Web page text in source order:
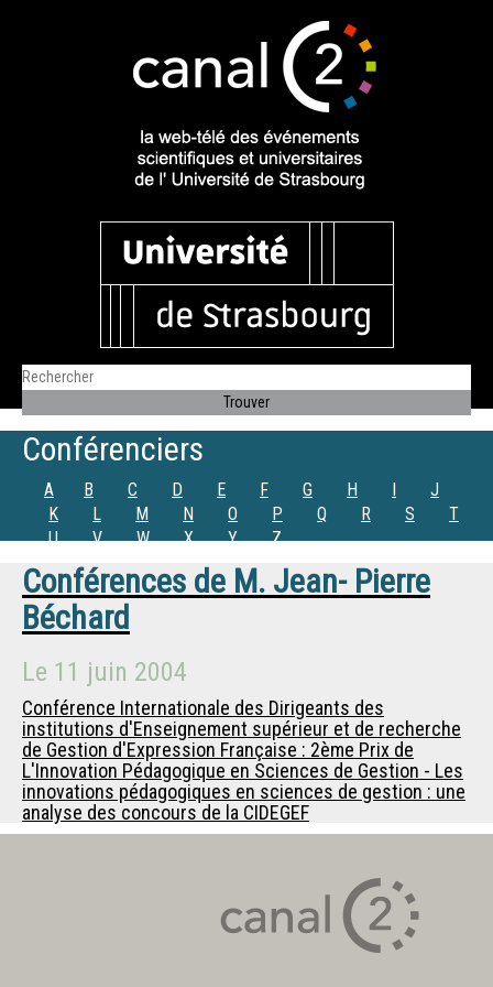
Conférenciers
A B C D E F G H I
J
K
L M N O P Q R S
T
U
V W X Y Z
Conférences de M. Jean- Pierre
Béchard
Le 11 juin 2004
Conférence Internationale des Dirigeants des
institutions d'Enseignement supérieur et de recherche
de Gestion d'Expression Française : 2ème Prix de
L'Innovation Pédagogique en Sciences de Gestion - Les
innovations pédagogiques en sciences de gestion : une
analyse des concours de la CIDEGEF